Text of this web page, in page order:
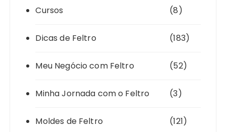
Cursos (8)
Dicas de Feltro (183)
Meu Negócio com Feltro (52)
Minha Jornada com o Feltro (3)
Moldes de Feltro (121)